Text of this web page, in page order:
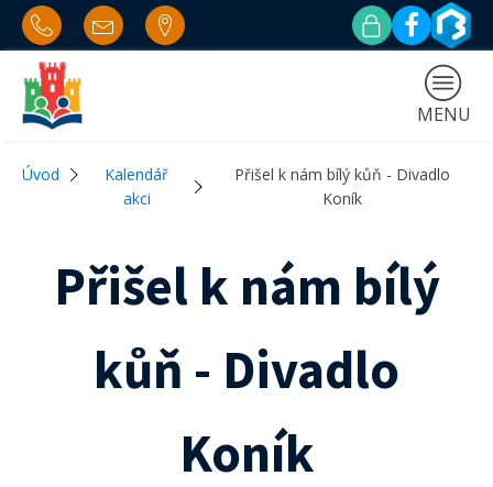
MENU
Úvod
Kalendář
akci
Přišel k nám bílý kůň - Divadlo
Koník
Přišel k nám bílý
kůň - Divadlo
Koník